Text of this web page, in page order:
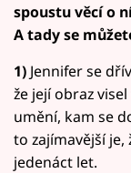
spoustu věcí o
A tady se
1) Jennifer se
že její obraz
umění, kam se
to zajímavější je,
jedenáct let.